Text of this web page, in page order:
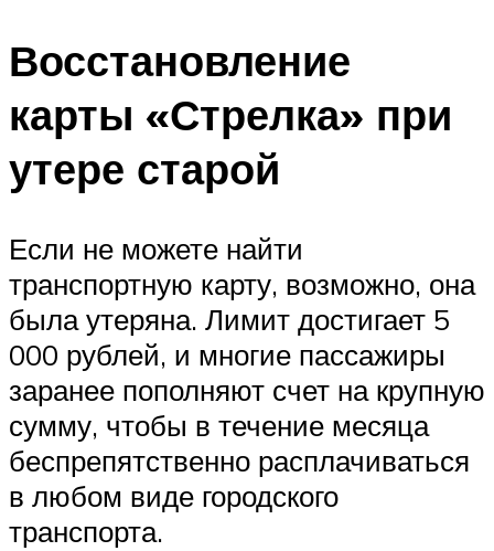
Восстановление
карты «Стрелка» при
утере старой
Если не можете найти
транспортную карту, возможно, она
была утеряна. Лимит достигает 5
000 рублей, и многие пассажиры
заранее пополняют счет на крупную
сумму, чтобы в течение месяца
беспрепятственно расплачиваться
в любом виде городского
транспорта.